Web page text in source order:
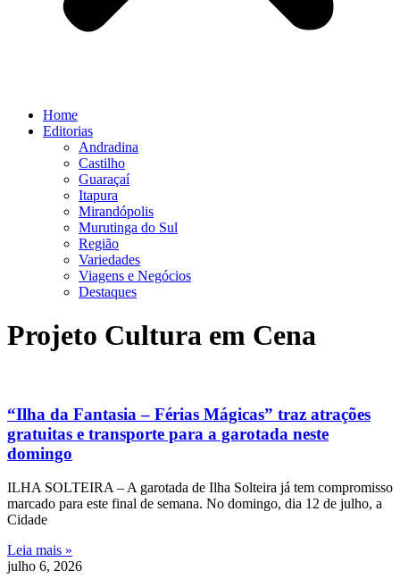
Home
Editorias
Andradina
Castilho
Guaraçaí
Itapura
Mirandópolis
Murutinga do Sul
Região
Variedades
Viagens e Negócios
Destaques
Projeto Cultura em Cena
“Ilha da Fantasia – Férias Mágicas” traz atrações
gratuitas e transporte para a garotada neste
domingo
ILHA SOLTEIRA – A garotada de Ilha Solteira já tem compromisso
marcado para este final de semana. No domingo, dia 12 de julho, a
Cidade
Leia mais »
julho 6, 2026